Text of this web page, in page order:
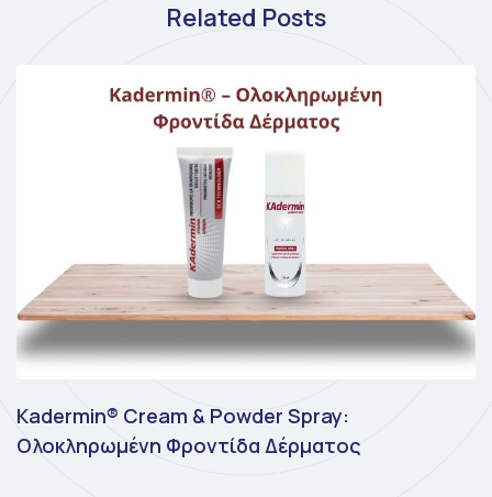
Related Posts
Kadermin® Cream & Powder Spray:
Ολοκληρωμένη Φροντίδα Δέρματος